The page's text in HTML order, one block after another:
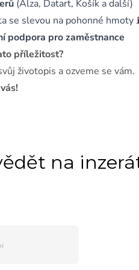
(Alza, Datart, Košík a další)
se slevou na pohonné hmoty
podpora pro zaměstnance
příležitost?
životopis a ozveme se vám.